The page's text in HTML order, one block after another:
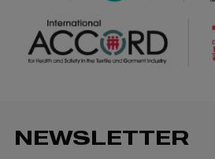
NEWSLETTER